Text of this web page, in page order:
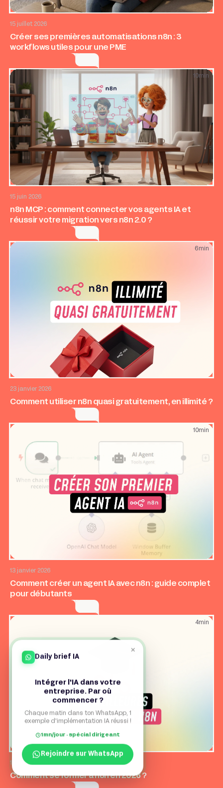
15 juillet 2026
Créer ses premières automatisations n8n : 3
workflows utiles pour une PME
15 juin 2026
n8n MCP : comment connecter vos agents IA et
réussir votre migration vers n8n 2.0 ?
10 min
23 janvier 2026
Comment utiliser n8n quasi gratuitement, en illimité ?
6 min
13 janvier 2026
Comment créer un agent IA avec n8n : guide complet
pour débutants
10 min
Growth AI & Automatisation
Application web
13 janvier 2026
Comment se former à n8n en 2026 ?
4 min
×
Daily brief IA
Intégrer l'IA dans votre
entreprise. Par où
commencer ?
Chaque matin dans ton WhatsApp, 1
exemple d'implémentation IA réussi !
1mn/jour · spécial dirigeant
Rejoindre sur WhatsApp